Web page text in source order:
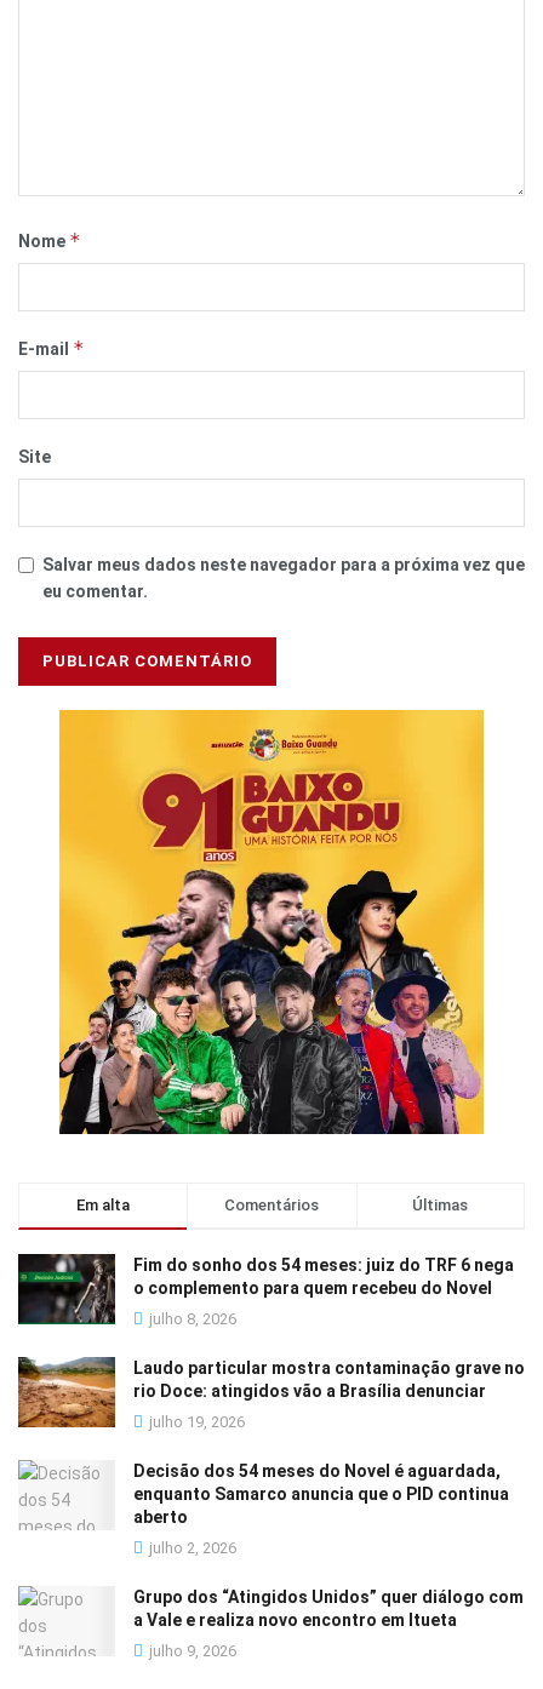
Nome *
E-mail *
Site
Salvar meus dados neste navegador para a próxima vez que
eu comentar.
Em alta Comentários Últimas
Fim do sonho dos 54 meses: juiz do TRF 6 nega
o complemento para quem recebeu do Novel
julho 8, 2026
Laudo particular mostra contaminação grave no
rio Doce: atingidos vão a Brasília denunciar
julho 19, 2026
Decisão dos 54 meses do Novel é aguardada,
enquanto Samarco anuncia que o PID continua
aberto
julho 2, 2026
Grupo dos “Atingidos Unidos” quer diálogo com
a Vale e realiza novo encontro em Itueta
julho 9, 2026